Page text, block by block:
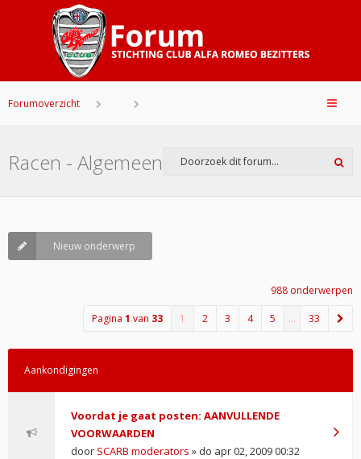
Forumoverzicht
Racen - Algemeen
Nieuw onderwerp
988 onderwerpen
Pagina 1 van 33 1 2 3 4 5 … 33
Aankondigingen
Voordat je gaat posten: AANVULLENDE
VOORWAARDEN
door SCARB moderators » do apr 02, 2009 00:32